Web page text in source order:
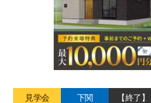
見学会 下関 【終了】